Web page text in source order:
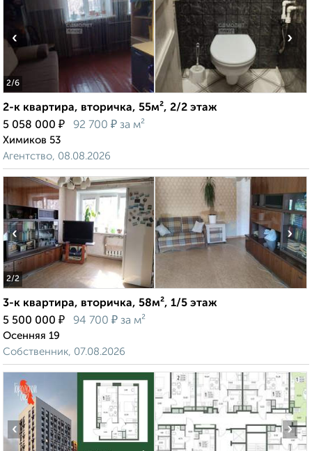
2/6
‹ ›
2-к квартира, вторичка, 55м², 2/2 этаж
5 058 000 ₽ 92 700 ₽ за м²
Химиков 53
Агентство, 08.08.2026
2/2
‹ ›
3-к квартира, вторичка, 58м², 1/5 этаж
5 500 000 ₽ 94 700 ₽ за м²
Осенняя 19
Собственник, 07.08.2026
‹ ›